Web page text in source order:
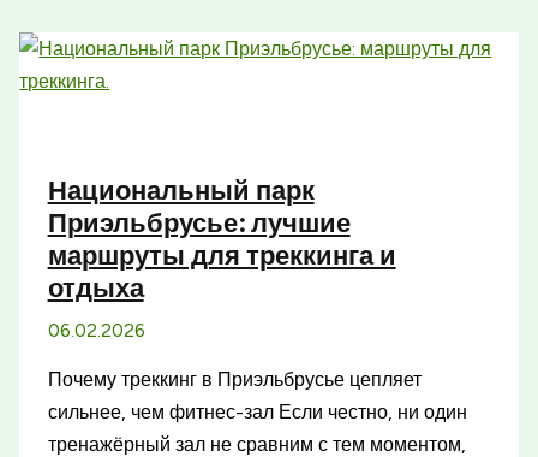
Национальный парк
Приэльбрусье: лучшие
маршруты для треккинга и
отдыха
06.02.2026
Почему треккинг в Приэльбрусье цепляет
сильнее, чем фитнес-зал Если честно, ни один
тренажёрный зал не сравним с тем моментом,